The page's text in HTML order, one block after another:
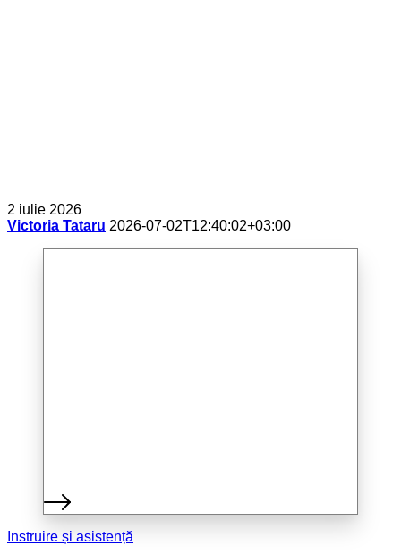
2 iulie 2026
Victoria Tataru 2026-07-02T12:40:02+03:00
Instruire și asistență